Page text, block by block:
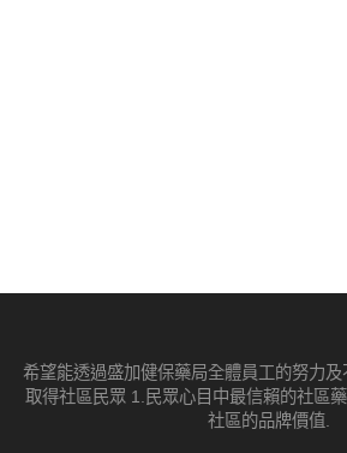
希望能透過盛加健保藥局全體員工的努力
取得社區民眾 1.民眾心目中最信賴的社區
社區的品牌價值.